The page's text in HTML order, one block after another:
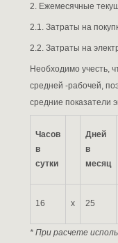
2. Ежемесячные
2.1. Затраты на
2.2. Затраты на
Необходимо учесть,
средней -рабочей,
средние показатели
Часов
в
сутки
Дней
в
месяц
16 х 25
* При расчете